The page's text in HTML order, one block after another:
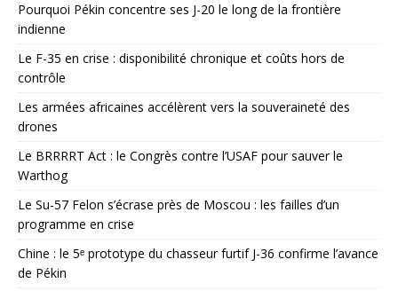
Pourquoi Pékin concentre ses J-20 le long de la frontière
indienne
Le F-35 en crise : disponibilité chronique et coûts hors de
contrôle
Les armées africaines accélèrent vers la souveraineté des
drones
Le BRRRRT Act : le Congrès contre l’USAF pour sauver le
Warthog
Le Su-57 Felon s’écrase près de Moscou : les failles d’un
programme en crise
Chine : le 5ᵉ prototype du chasseur furtif J-36 confirme l’avance
de Pékin